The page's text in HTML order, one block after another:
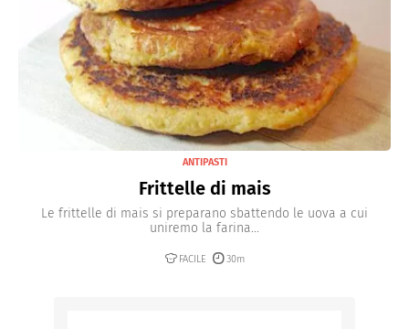
ANTIPASTI
Frittelle di mais
Le frittelle di mais si preparano sbattendo le uova a cui
uniremo la farina...
FACILE 30m